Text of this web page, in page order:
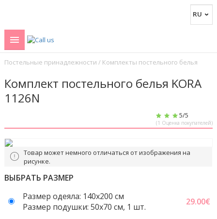
Постельные принадлежности / Комплекты постельного белья
Комплект постельного белья KORA
1126N
5/5
(1 Оценка покупателей)
Товар может немного отличаться от изображения на
рисунке.
ВЫБРАТЬ РАЗМЕР
Размер одеяла: 140x200 см
Размер подушки: 50x70 cм, 1 шт.
29.00€